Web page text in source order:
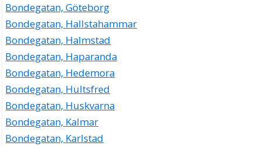
Bondegatan, Göteborg
Bondegatan, Hallstahammar
Bondegatan, Halmstad
Bondegatan, Haparanda
Bondegatan, Hedemora
Bondegatan, Hultsfred
Bondegatan, Huskvarna
Bondegatan, Kalmar
Bondegatan, Karlstad